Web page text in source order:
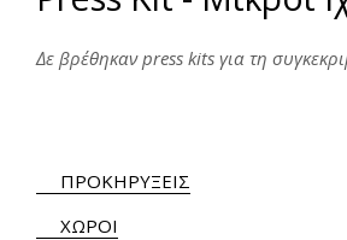
Δε βρέθηκαν press kits για τη
ΠΡΟΚΗΡΥΞΕΙΣ
ΧΩΡΟΙ